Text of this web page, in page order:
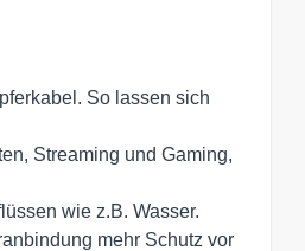
So lassen sich
Streaming und Gaming,
wie z.B. Wasser.
mehr Schutz vor